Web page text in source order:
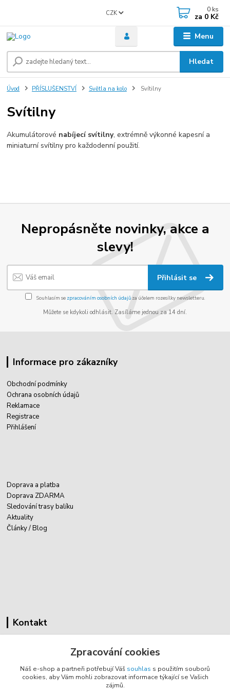
Menu
CZK
Hledat
0 ks
za 0 Kč
Úvod PŘÍSLUŠENSTVÍ Světla na kolo Svítilny
Svítilny
Akumulátorové nabíjecí svítilny, extrémně výkonné kapesní a
miniaturní svítilny pro každodenní použití.
Nepropásněte novinky, akce a
slevy!
Přihlásit se
Souhlasím se zpracováním osobních údajůza účelem rozesílky newsletteru.
Můžete se kdykoli odhlásit. Zasíláme jednou za 14 dní.
Informace pro zákazníky
Obchodní podmínky
Ochrana osobních údajů
Reklamace
Registrace
Přihlášení
Doprava a platba
Doprava ZDARMA
Sledování trasy balíku
Aktuality
Články / Blog
Kontakt
Zákostelí 83
783 44 Náměšť na Hané
Zpracování cookies
Náš e-shop a partneři potřebují Váš souhlas s použitím souborů
cookies, aby Vám mohli zobrazovat informace týkající se Vašich
zájmů.